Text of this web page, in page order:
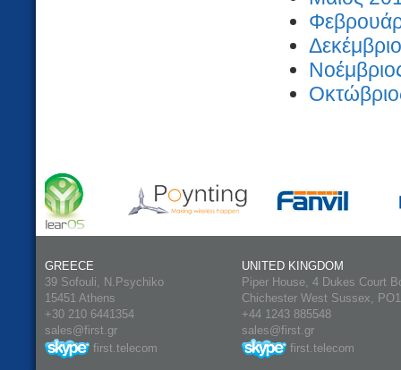
GREECE
39 Sofouli, N.Psychiko
15451 Athens
+30 210 6441354
sales@first.gr
first.telecom
UNITED KINGDOM
Piper House, 4 Dukes Court
Chichester West Sussex,
+44 1243 885548
sales@first.gr
first.telecom